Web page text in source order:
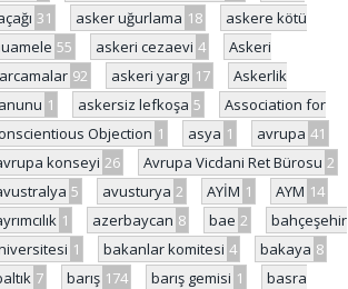
31 asker uğurlama 18
askere kötü
55 askeri cezaevi 4
Askeri
92 askeri yargı 17
Askerlik
1 askersiz lefkoşa 5
Association for
Objection 1 asya 1 avrupa 41
konseyi 26 Avrupa Vicdani Ret Bürosu 2
5 avusturya 2 AYİM 1 AYM 14
1 azerbaycan 8 bae 2
bahçeşehir
1 bakanlar komitesi 4 bakaya 8
7 barış 174 barış gemisi 1
basra